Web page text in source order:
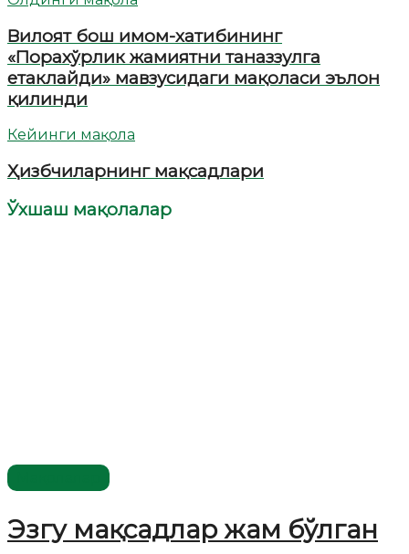
Вилоят бош имом-хатибининг
«Порахўрлик жамиятни таназзулга
етаклайди» мавзусидаги мақоласи эълон
қилинди
Кейинги мақола
Ҳизбчиларнинг мақсадлари
Ўхшаш мақолалар
Эзгу мақсадлар жам бўлган